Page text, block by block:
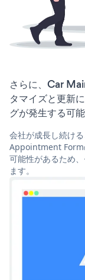
さらに、Car
タマイズと更新
グが発生する可
会社が成長し続け
Appointment Form
可能性があるため
ます。